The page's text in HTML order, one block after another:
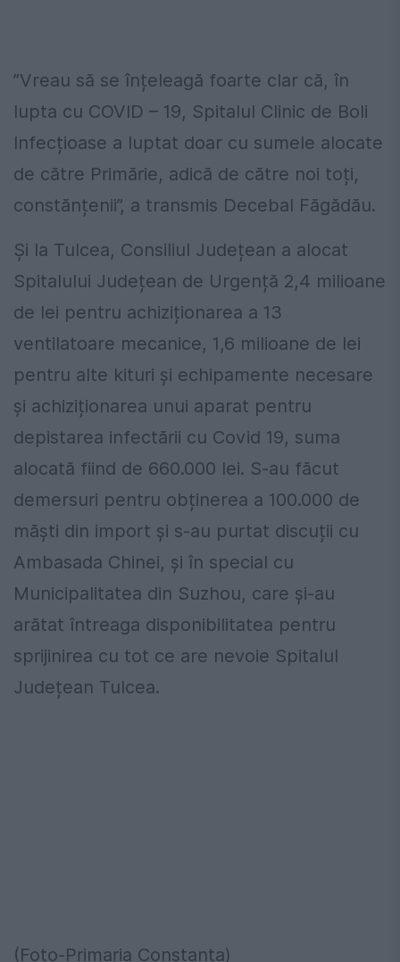
”Vreau să se înțeleagă foarte clar că, în
lupta cu COVID – 19, Spitalul Clinic de Boli
Infecțioase a luptat doar cu sumele alocate
de către Primărie, adică de către noi toți,
constănțenii”, a transmis Decebal Făgădău.
Și la Tulcea, Consiliul Județean a alocat
Spitalului Județean de Urgență 2,4 milioane
de lei pentru achiziționarea a 13
ventilatoare mecanice, 1,6 milioane de lei
pentru alte kituri și echipamente necesare
și achiziționarea unui aparat pentru
depistarea infectării cu Covid 19, suma
alocată fiind de 660.000 lei. S-au făcut
demersuri pentru obținerea a 100.000 de
măști din import și s-au purtat discuții cu
Ambasada Chinei, și în special cu
Municipalitatea din Suzhou, care și-au
arătat întreaga disponibilitatea pentru
sprijinirea cu tot ce are nevoie Spitalul
Județean Tulcea.
(Foto-Primaria Constanta)